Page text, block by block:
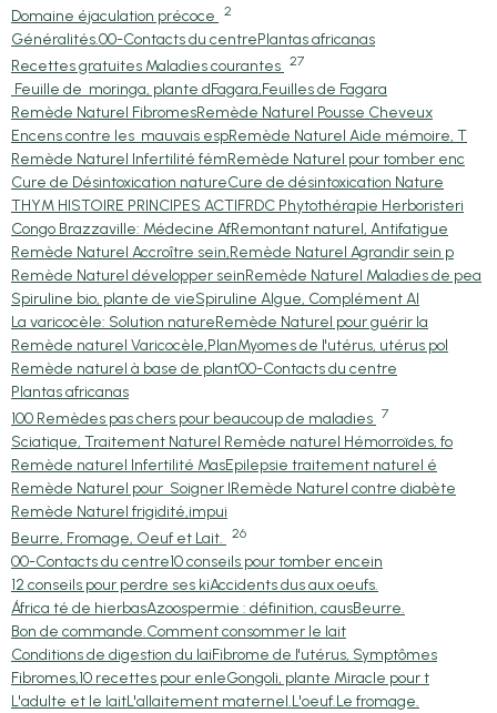
Domaine éjaculation précoce
2
Généralités.00-Contacts du centrePlantas africanas
Recettes gratuites Maladies courantes 27
Feuille de moringa, plante dFagara,Feuilles de Fagara
Remède Naturel FibromesRemède Naturel Pousse Cheveux
Encens contre les mauvais espRemède Naturel Aide mémoire, T
Remède Naturel Infertilité fémRemède Naturel pour tomber enc
Cure de Désintoxication natureCure de désintoxication Nature
THYM HISTOIRE PRINCIPES ACTIFRDC Phytothérapie Herboristeri
Congo Brazzaville: Médecine AfRemontant naturel, Antifatigue
Remède Naturel Accroître sein,Remède Naturel Agrandir sein p
Remède Naturel développer seinRemède Naturel Maladies de pea
Spiruline bio, plante de vieSpiruline Algue, Complément Al
La varicocèle: Solution natureRemède Naturel pour guérir la
Remède naturel Varicocèle,PlanMyomes de l'utérus, utérus pol
Remède naturel à base de plant00-Contacts du centre
Plantas africanas
100 Remèdes pas chers pour beaucoup de maladies 7
Sciatique, Traitement Naturel Remède naturel Hémorroïdes, fo
Remède naturel Infertilité MasEpilepsie traitement naturel é
Remède Naturel pour Soigner lRemède Naturel contre diabète
Remède Naturel frigidité,impui
Beurre, Fromage, Oeuf et Lait.
26
00-Contacts du centre10 conseils pour tomber encein
12 conseils pour perdre ses kiAccidents dus aux oeufs.
África té de hierbasAzoospermie : définition, causBeurre.
Bon de commande.Comment consommer le lait
Conditions de digestion du laiFibrome de l'utérus, Symptômes
Fibromes,10 recettes pour enleGongoli, plante Miracle pour t
L'adulte et le laitL'allaitement maternel.L'oeuf.Le fromage.